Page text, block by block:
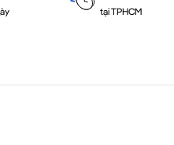
tại TPHCM